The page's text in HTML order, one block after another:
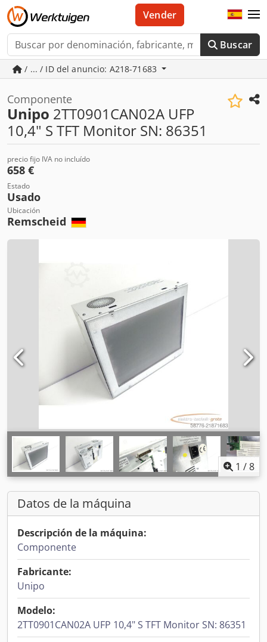
Buscar
Vender
/ ... / ID del anuncio: A218-71683
Componente
Unipo 2TT0901CAN02A UFP
10,4" S TFT Monitor SN: 86351
precio fijo IVA no incluído
658 €
Estado
Usado
Ubicación
Remscheid
1 /8
Datos de la máquina
Descripción de la máquina:
Componente
Fabricante:
Unipo
Modelo:
2TT0901CAN02A UFP 10,4" S TFT Monitor SN: 86351